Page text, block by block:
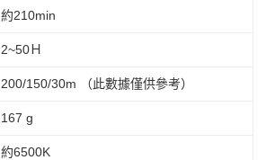
約210min
2~50Ｈ
200/150/30m （此數據僅供參考）
167 g
約6500K